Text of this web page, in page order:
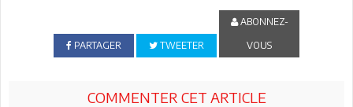
PARTAGER TWEETER
ABONNEZ-
VOUS
COMMENTER CET ARTICLE